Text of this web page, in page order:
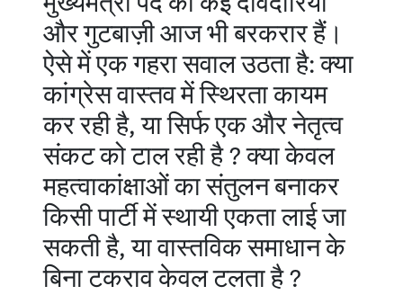
और गुटबाज़ी आज भी बरकरार हैं।
ऐसे में एक गहरा सवाल उठता है: क्या
कांग्रेस वास्तव में स्थिरता कायम
कर रही है, या सिर्फ एक और नेतृत्व
संकट को टाल रही है ? क्या केवल
महत्वाकांक्षाओं का संतुलन बनाकर
किसी पार्टी में स्थायी एकता लाई जा
सकती है, या वास्तविक समाधान के
बिना टकराव केवल टलता है ?